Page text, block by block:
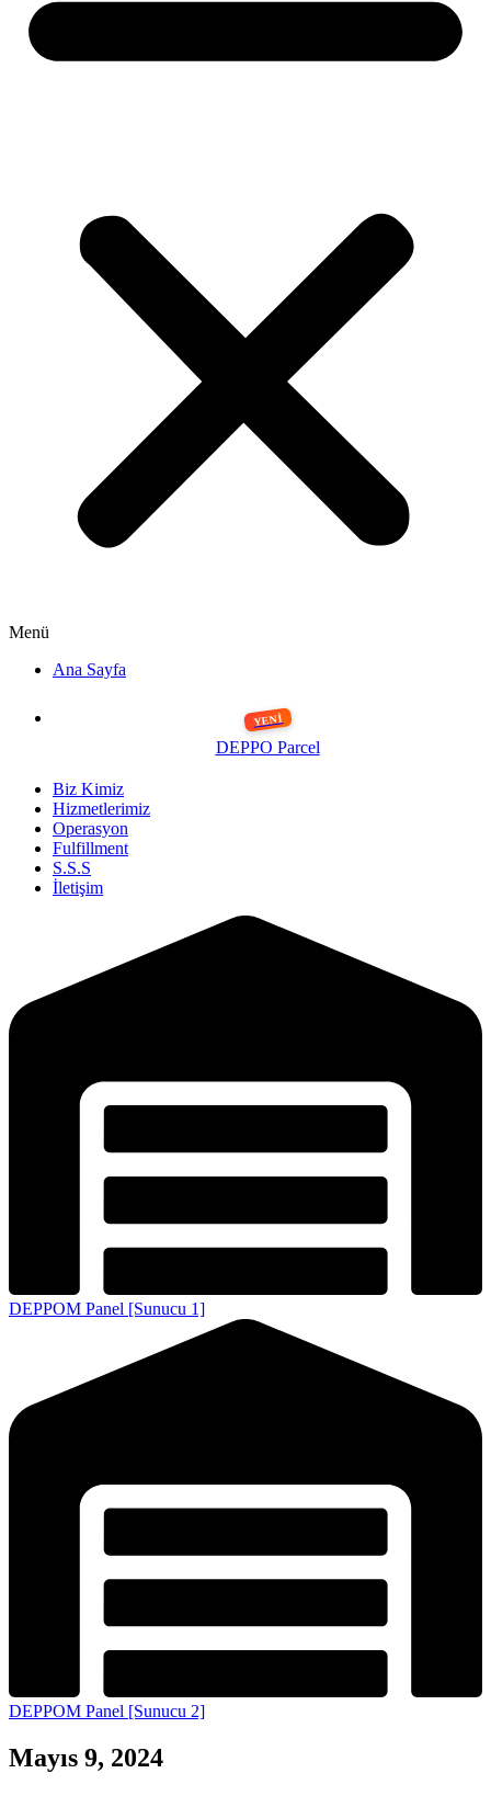
Menü
Ana Sayfa
DEPPO Parcel
Biz Kimiz
Hizmetlerimiz
Operasyon
Fulfillment
S.S.S
İletişim
DEPPOM Panel [Sunucu 1]
DEPPOM Panel [Sunucu 2]
Mayıs 9, 2024